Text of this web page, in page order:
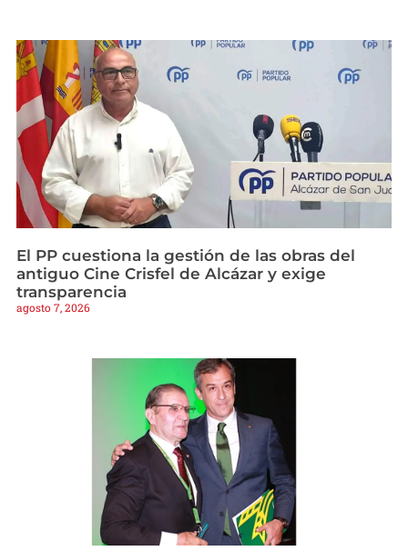
El PP cuestiona la gestión de las obras del
antiguo Cine Crisfel de Alcázar y exige
transparencia
agosto 7, 2026